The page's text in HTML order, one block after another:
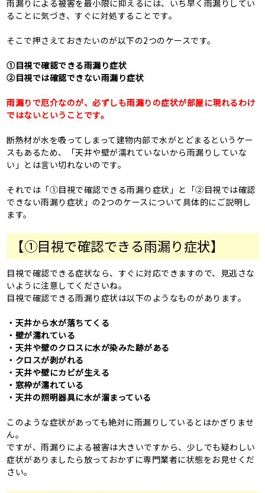
雨漏りによる被害を最小限に抑えるには、いち早く雨漏りしてい
ることに気づき、すぐに対処することです。
そこで押さえておきたいのが以下の2つのケースです。
①目視で確認できる雨漏り症状
②目視では確認できない雨漏り症状
雨漏りで厄介なのが、必ずしも雨漏りの症状が部屋に現れるわけ
ではないということです。
断熱材が水を吸ってしまって建物内部で水がとどまるというケー
スもあるため、「天井や壁が濡れていないから雨漏りしていな
い」とは言い切れないのです。
それでは「①目視で確認できる雨漏り症状」と「②目視では確認
できない雨漏り症状」の2つのケースについて具体的にご説明し
ます。
【①目視で確認できる雨漏り症状】
目視で確認できる症状なら、すぐに対応できますので、見逃さな
いように注意してくださいね。
目視で確認できる雨漏り症状は以下のようなものがあります。
・天井から水が落ちてくる
・壁が濡れている
・天井や壁のクロスに水が染みた跡がある
・クロスが剥がれる
・天井や壁にカビが生える
・窓枠が濡れている
・天井の照明器具に水が溜まっている
このような症状があっても絶対に雨漏りしているとはかぎりませ
ん。
ですが、雨漏りによる被害は大きいですから、少しでも疑わしい
症状がありましたら放っておかずに専門業者に状態をお見せくだ
さい。